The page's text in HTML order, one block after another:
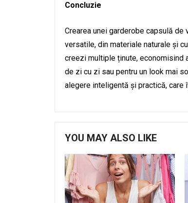
Concluzie
Crearea unei garderobe capsulă
versatile, din materiale naturale și
creezi multiple ținute, economisind
de zi cu zi sau pentru un look mai
alegere inteligentă și practică,
YOU MAY ALSO LIKE